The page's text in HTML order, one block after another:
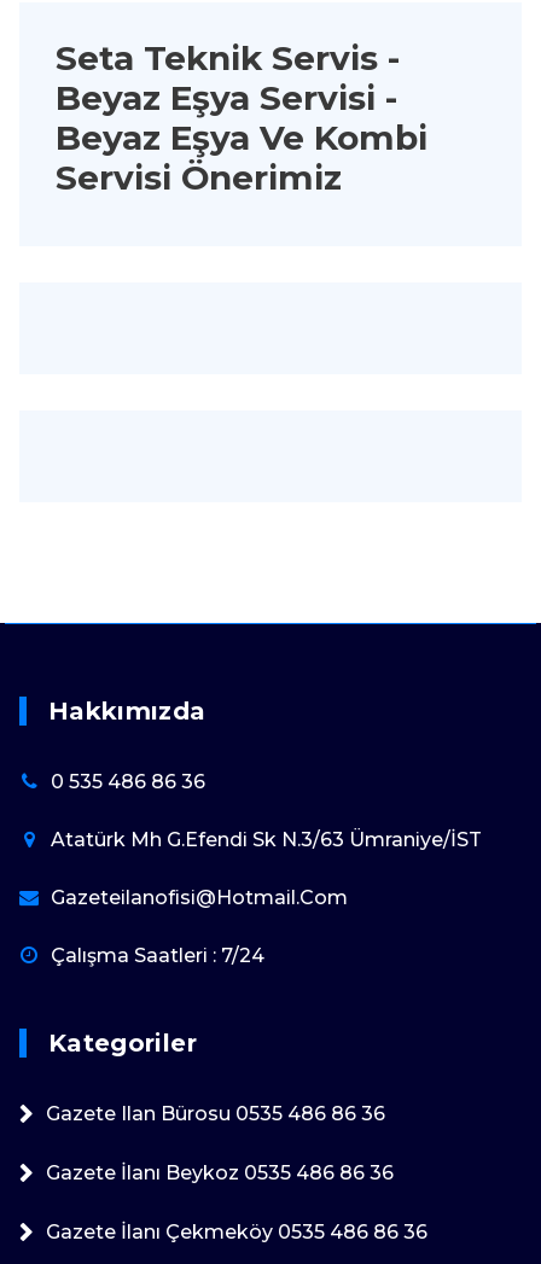
Seta Teknik Servis -
Beyaz Eşya Servisi -
Beyaz Eşya Ve Kombi
Servisi Önerimiz
Hakkımızda
0 535 486 86 36
Atatürk Mh G.Efendi Sk N.3/63 Ümraniye/İST
Gazeteilanofisi@hotmail.com
Çalışma Saatleri : 7/24
Kategoriler
Gazete Ilan Bürosu 0535 486 86 36
Gazete İlanı Beykoz 0535 486 86 36
Gazete İlanı Çekmeköy 0535 486 86 36